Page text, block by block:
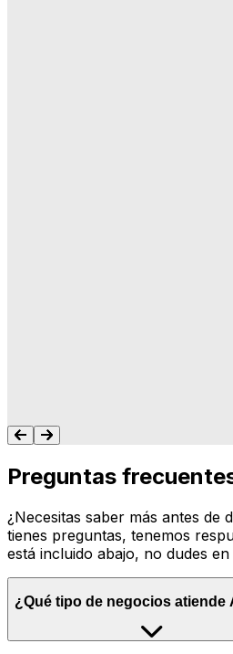
Preguntas
¿Necesitas saber más antes de
tienes preguntas, tenemos
está incluido abajo, no dudes en
¿Qué tipo de negocios atiende